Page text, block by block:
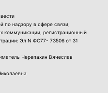
по надзору в сфере связи,
коммуникации, регистрационный
Эл N ФС77- 73506 от 31
Черепахин Вячеслав